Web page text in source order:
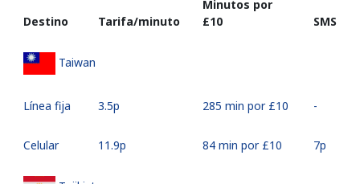
Destino Tarifa/minuto
Minutos por
⁦£10⁩
SMS
Taiwan
Línea fija ⁦3.5p⁩ 285 min por ⁦£10⁩ -
Celular ⁦11.9p⁩ 84 min por ⁦£10⁩ ⁦7p⁩